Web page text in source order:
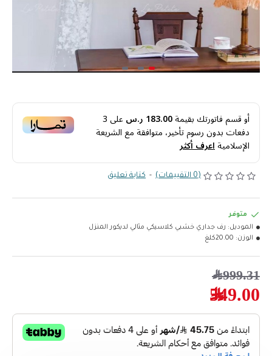
أو قسم فاتورتك بقيمة183.00 ر.س على3
دفعات بدون رسوم تأخير، متوافقة مع الشريعة
الإسلاميةاعرف أكثر
(0 التقييمات) - كتابة تعليق
549.00﷼
999.31﷼
متوفر
الموديل: رف جداري خشبي كلاسيكي مثالي لديكور المنزل
الوزن: 20.00كلغ